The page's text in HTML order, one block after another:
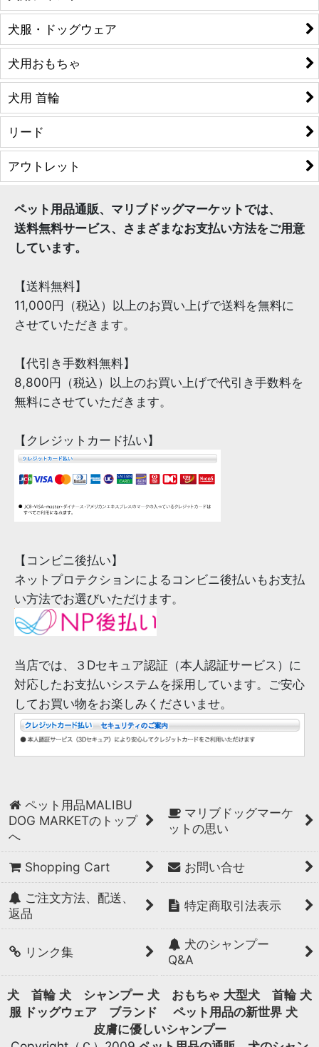
犬服・ドッグウェア
犬用おもちゃ
犬用 首輪
リード
アウトレット
ペット用品通販、マリブドッグマーケットでは、
送料無料サービス、さまざまなお支払い方法をご用意
しています。
【送料無料】
11,000円（税込）以上のお買い上げで送料を無料に
させていただきます。
【代引き手数料無料】
8,800円（税込）以上のお買い上げで代引き手数料を
無料にさせていただきます。
【クレジットカード払い】
【コンビニ後払い】
ネットプロテクションによるコンビニ後払いもお支払
い方法でお選びいただけます。
当店では、３Dセキュア認証（本人認証サービス）に
対応したお支払いシステムを採用しています。ご安心
してお買い物をお楽しみくださいませ。
ペット用品MALIBU
DOG MARKETのトップ
へ
マリブドッグマーケ
ットの思い
Shopping Cart お問い合せ
ご注文方法、配送、
返品
特定商取引法表示
リンク集
犬のシャンプー
Q&A
犬 首輪 犬 シャンプー 犬 おもちゃ 大型犬 首輪 犬
服 ドッグウェア ブランド
ペット用品の新世界 犬
皮膚に優しいシャンプー